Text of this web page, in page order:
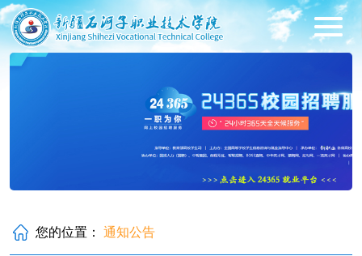
您的位置：通知公告